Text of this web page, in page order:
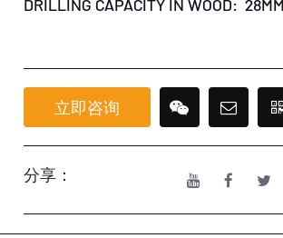
DRILLING CAPACITY IN WOOD: 28MM
立即咨询
分享：